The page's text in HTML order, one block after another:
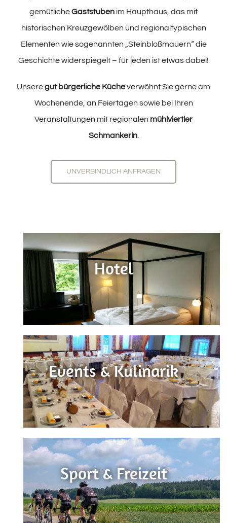
gemütlicheGaststuben im Haupthaus, das mit
historischen Kreuzgewölben und regionaltypischen
Elementen wie sogenannten „Steinbloßmauern“ die
Geschichte widerspiegelt – für jeden ist etwas dabei!
Unseregut bürgerliche Kücheverwöhnt Sie gerne am
Wochenende, an Feiertagen sowie bei Ihren
Veranstaltungen mit regionalen mühlviertler
Schmankerln.
UNVERBINDLICH ANFRAGEN
Hotel
Events & Kulinarik
Sport & Freizeit